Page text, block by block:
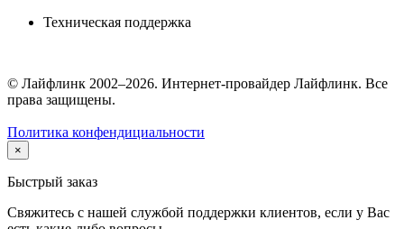
Техническая поддержка
© Лайфлинк 2002–2026. Интернет-провайдер Лайфлинк. Все
права защищены.
Политика конфендициальности
×
Быстрый заказ
Свяжитесь с нашей службой поддержки клиентов, если у Вас